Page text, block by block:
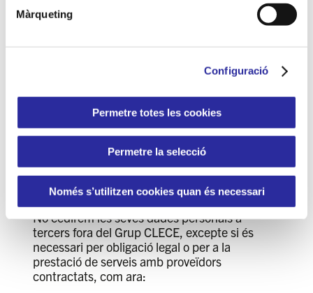
Màrqueting
Configuració
Permetre totes les cookies
Permetre la selecció
Només s’utilitzen cookies quan és necessari
informació, consulti la nostra Política de
Cookies).
5. A QUI COMUNIQUEM
LES SEVES DADES
PERSONALS?
No cedirem les seves dades personals a
tercers fora del Grup CLECE, excepte si és
necessari per obligació legal o per a la
prestació de serveis amb proveïdors
contractats, com ara: